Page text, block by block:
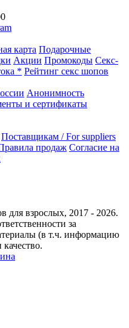
карта Подарочные
Акции Промокоды Секс-
* Рейтинг секс шопов
Анонимность
и сертификаты
Поставщикам / For suppliers
продаж Согласие на
взрослых, 2017 - 2026.
за
(в т.ч. информацию